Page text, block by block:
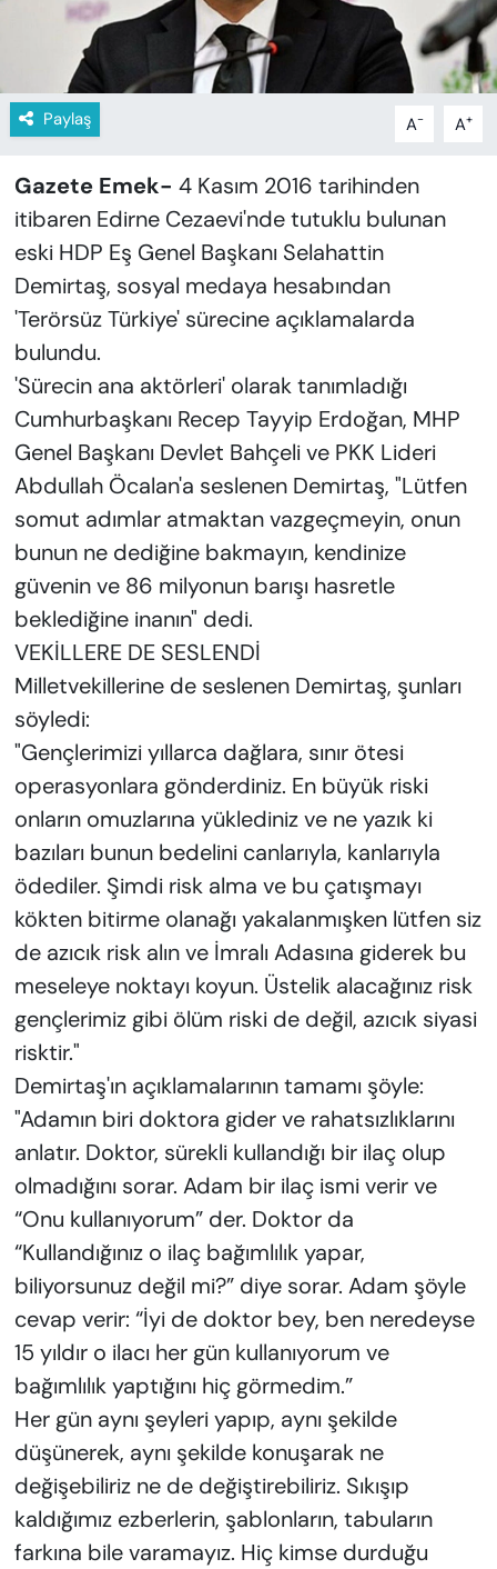
Paylaş A- A+
Gazete Emek- 4 Kasım 2016 tarihinden
itibaren Edirne Cezaevi'nde tutuklu bulunan
eski HDP Eş Genel Başkanı Selahattin
Demirtaş, sosyal medaya hesabından
'Terörsüz Türkiye' sürecine açıklamalarda
bulundu.
'Sürecin ana aktörleri' olarak tanımladığı
Cumhurbaşkanı Recep Tayyip Erdoğan, MHP
Genel Başkanı Devlet Bahçeli ve PKK Lideri
Abdullah Öcalan'a seslenen Demirtaş, "Lütfen
somut adımlar atmaktan vazgeçmeyin, onun
bunun ne dediğine bakmayın, kendinize
güvenin ve 86 milyonun barışı hasretle
beklediğine inanın" dedi.
VEKİLLERE DE SESLENDİ
Milletvekillerine de seslenen Demirtaş, şunları
söyledi:
"Gençlerimizi yıllarca dağlara, sınır ötesi
operasyonlara gönderdiniz. En büyük riski
onların omuzlarına yüklediniz ve ne yazık ki
bazıları bunun bedelini canlarıyla, kanlarıyla
ödediler. Şimdi risk alma ve bu çatışmayı
kökten bitirme olanağı yakalanmışken lütfen siz
de azıcık risk alın ve İmralı Adasına giderek bu
meseleye noktayı koyun. Üstelik alacağınız risk
gençlerimiz gibi ölüm riski de değil, azıcık siyasi
risktir."
Demirtaş'ın açıklamalarının tamamı şöyle:
"Adamın biri doktora gider ve rahatsızlıklarını
anlatır. Doktor, sürekli kullandığı bir ilaç olup
olmadığını sorar. Adam bir ilaç ismi verir ve
“Onu kullanıyorum” der. Doktor da
“Kullandığınız o ilaç bağımlılık yapar,
biliyorsunuz değil mi?” diye sorar. Adam şöyle
cevap verir: “İyi de doktor bey, ben neredeyse
15 yıldır o ilacı her gün kullanıyorum ve
bağımlılık yaptığını hiç görmedim.”
Her gün aynı şeyleri yapıp, aynı şekilde
düşünerek, aynı şekilde konuşarak ne
değişebiliriz ne de değiştirebiliriz. Sıkışıp
kaldığımız ezberlerin, şablonların, tabuların
farkına bile varamayız. Hiç kimse durduğu
MAGAZİN
ÖZEL HABER
YAZAR KÖŞESİ
SİYASET
VAN VE DİYARBAKIR HABERLERİ